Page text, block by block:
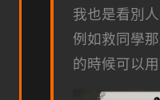
我也是看別
例如救同學
的時候可以